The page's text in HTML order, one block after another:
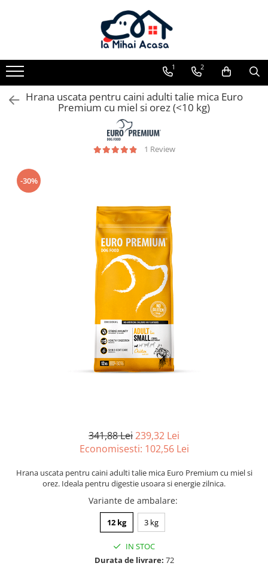
Pachete promotionale
Pachete promotionale
Pachete promotionale
Test gratuit 1 2
Hrana uscata pentru caini adulti talie mica Euro
Premium cu miel si orez (<10 kg)
1 Review
-30%
341,88 Lei239,32 Lei
Economisesti: 102,56 Lei
Hrana uscata pentru caini adulti talie mica Euro Premium cu miel si
orez. Ideala pentru digestie usoara si energie zilnica.
Variante de ambalare:
12 kg 3 kg
IN STOC
Durata de livrare: 72